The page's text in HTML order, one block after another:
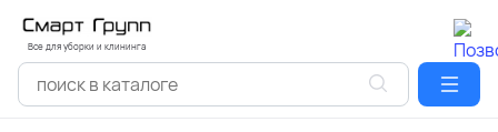
Все для уборки и клининга